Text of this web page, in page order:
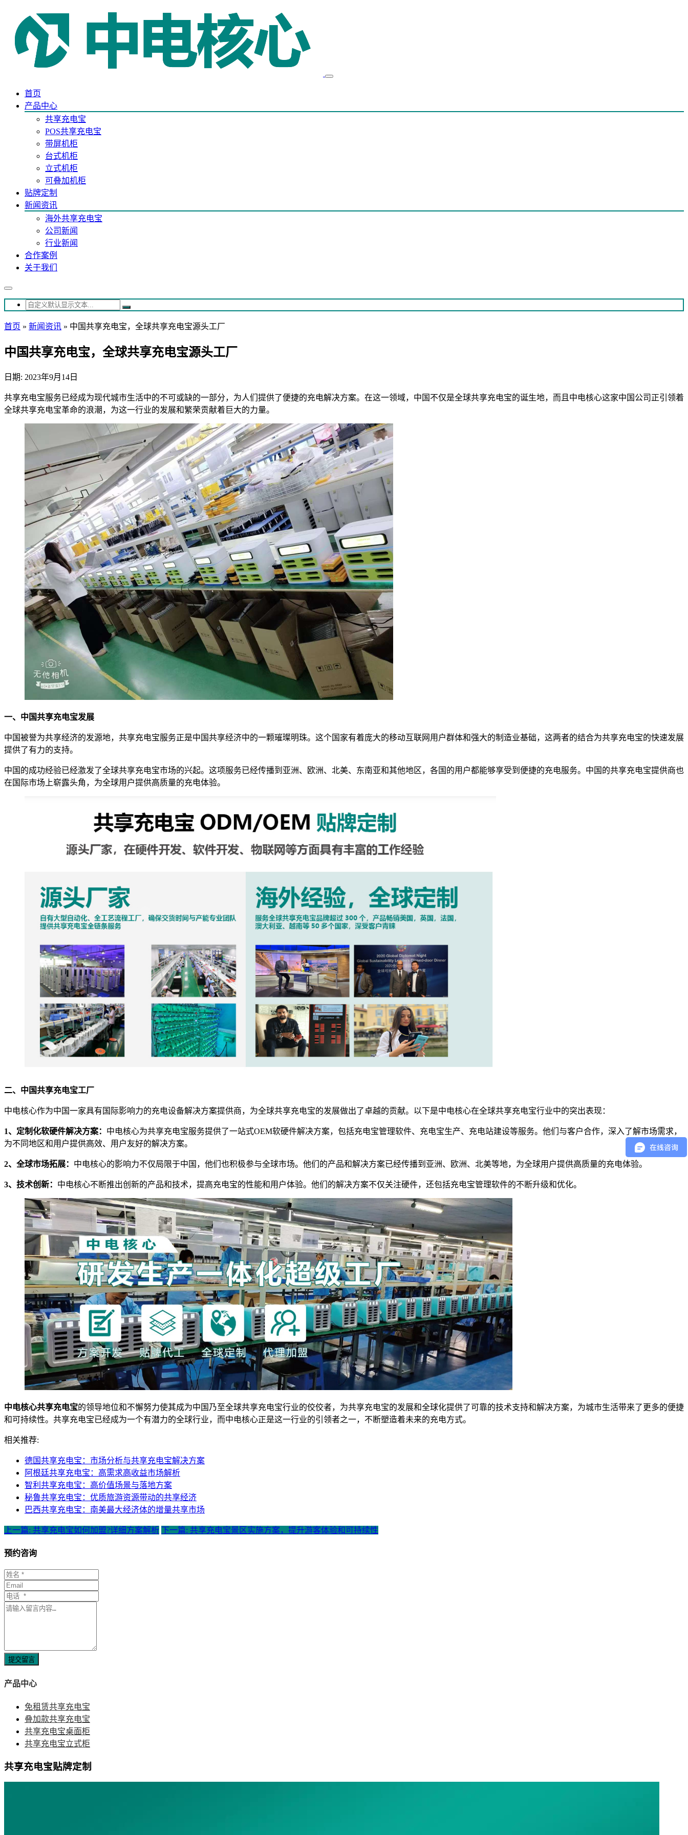
首页
产品中心
共享充电宝
POS共享充电宝
带屏机柜
台式机柜
立式机柜
可叠加机柜
贴牌定制
新闻资讯
海外共享充电宝
公司新闻
行业新闻
合作案例
关于我们
首页 » 新闻资讯 » 中国共享充电宝，全球共享充电宝源头工厂
中国共享充电宝，全球共享充电宝源头工厂
日期: 2023年9月14日
共享充电宝服务已经成为现代城市生活中的不可或缺的一部分，为人们提供了便捷的充电解决方案。在这一领域，中国不仅是全球共享充电宝的诞生地，而且中电核心这家中国公司正引领着
全球共享充电宝革命的浪潮，为这一行业的发展和繁荣贡献着巨大的力量。
一、中国共享充电宝发展
中国被誉为共享经济的发源地，共享充电宝服务正是中国共享经济中的一颗璀璨明珠。这个国家有着庞大的移动互联网用户群体和强大的制造业基础，这两者的结合为共享充电宝的快速发展
提供了有力的支持。
中国的成功经验已经激发了全球共享充电宝市场的兴起。这项服务已经传播到亚洲、欧洲、北美、东南亚和其他地区，各国的用户都能够享受到便捷的充电服务。中国的共享充电宝提供商也
在国际市场上崭露头角，为全球用户提供高质量的充电体验。
二、中国共享充电宝工厂
中电核心作为中国一家具有国际影响力的充电设备解决方案提供商，为全球共享充电宝的发展做出了卓越的贡献。以下是中电核心在全球共享充电宝行业中的突出表现：
1、定制化软硬件解决方案： 中电核心为共享充电宝服务提供了一站式OEM软硬件解决方案，包括充电宝管理软件、充电宝生产、充电站建设等服务。他们与客户合作，深入了解市场需求，
为不同地区和用户提供高效、用户友好的解决方案。
2、全球市场拓展： 中电核心的影响力不仅局限于中国，他们也积极参与全球市场。他们的产品和解决方案已经传播到亚洲、欧洲、北美等地，为全球用户提供高质量的充电体验。
3、技术创新： 中电核心不断推出创新的产品和技术，提高充电宝的性能和用户体验。他们的解决方案不仅关注硬件，还包括充电宝管理软件的不断升级和优化。
中电核心共享充电宝的领导地位和不懈努力使其成为中国乃至全球共享充电宝行业的佼佼者，为共享充电宝的发展和全球化提供了可靠的技术支持和解决方案，为城市生活带来了更多的便捷
和可持续性。共享充电宝已经成为一个有潜力的全球行业，而中电核心正是这一行业的引领者之一，不断塑造着未来的充电方式。
相关推荐:
德国共享充电宝：市场分析与共享充电宝解决方案
阿根廷共享充电宝：高需求高收益市场解析
智利共享充电宝：高价值场景与落地方案
秘鲁共享充电宝：优质旅游资源带动的共享经济
巴西共享充电宝：南美最大经济体的增量共享市场
上一篇: 共享充电宝如何加盟?详细方案解析 下一篇: 共享充电宝景区实施方案，提升游客体验和可持续性
预约咨询
提交留言
产品中心
免租赁共享充电宝
叠加款共享充电宝
共享充电宝桌面柜
共享充电宝立式柜
共享充电宝贴牌定制